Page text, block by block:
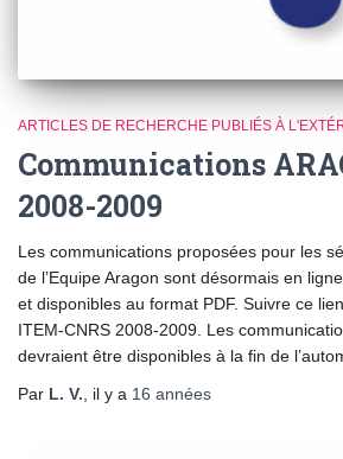
ARTICLES DE RECHERCHE PUBLIÉS À
Communications
2008-2009
Les communications proposées pour les
de l’Equipe Aragon sont désormais en
et disponibles au format PDF. Suivre ce
ITEM-CNRS 2008-2009. Les
devraient être disponibles à la fin de
Par L. V., il y a 16 années